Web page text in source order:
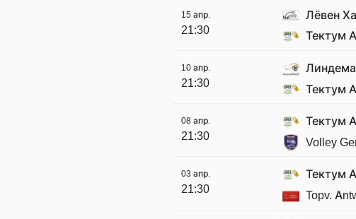
15 апр.
21:30
Лёвен
Тектум
10 апр.
21:30
Тектум
08 апр.
21:30
Тектум
Volley
03 апр.
21:30
Тектум
Topv.